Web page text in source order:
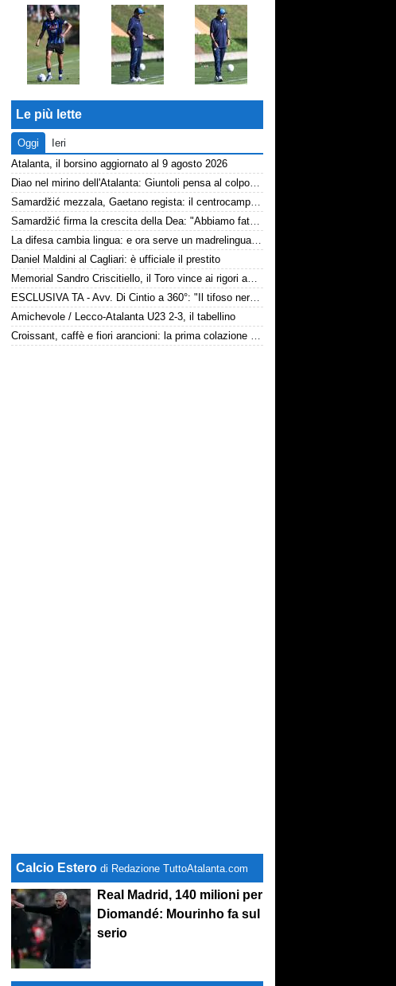
Le più lette
Oggi
Ieri
Atalanta, il borsino aggiornato al 9 agosto 2026
Diao nel mirino dell'Atalanta: Giuntoli pensa al colpo dal Como
Samardžić mezzala, Gaetano regista: il centrocampo di Sarri decolla
Samardžić firma la crescita della Dea: "Abbiamo fatto vedere cosa possiamo fare"
La difesa cambia lingua: e ora serve un madrelingua della zona
Daniel Maldini al Cagliari: è ufficiale il prestito
Memorial Sandro Criscitiello, il Toro vince ai rigori ad Avellino
ESCLUSIVA TA - Avv. Di Cintio a 360°: "Il tifoso nerazzurro non può sentirsi trattato come un bancomat! Diamo tempo a Sarri, su Samardžić..."
Amichevole / Lecco-Atalanta U23 2-3, il tabellino
Croissant, caffè e fiori arancioni: la prima colazione bergamasca dei Gaetano
Calcio Estero di Redazione TuttoAtalanta.com
Real Madrid, 140 milioni per
Diomandé: Mourinho fa sul
serio